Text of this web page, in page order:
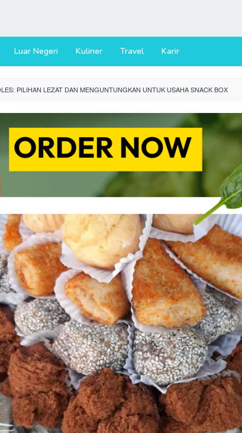
Luar Negeri Kuliner Travel Karir
PILIHAN LEZAT DAN MENGUNTUNGKAN UNTUK USAHA SNACK BOX